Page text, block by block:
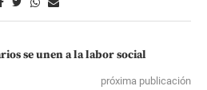
se unen a la labor social
próxima publicación